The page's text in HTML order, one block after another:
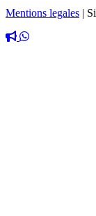
Mentions legales |